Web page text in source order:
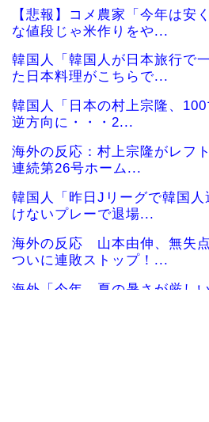
【悲報】コメ農家「今年は安
な値段じゃ米作りをや...
韓国人「韓国人が日本旅行で
た日本料理がこちらで...
韓国人「日本の村上宗隆、
逆方向に・・・2...
海外の反応：村上宗隆がレフ
連続第26号ホーム...
韓国人「昨日Jリーグで韓国
けないプレーで退場...
海外の反応 山本由伸、無失
ついに連敗ストップ！...
海外「今年、夏の暑さが厳し